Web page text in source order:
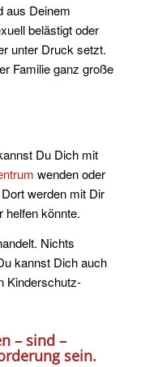
aus Deinem
belästigt oder
unter Druck setzt.
Familie ganz große
Du Dich mit
wenden oder
werden mit Dir
helfen könnte.
Nichts
kannst Dich auch
Kinderschutz-
– sind –
sein.